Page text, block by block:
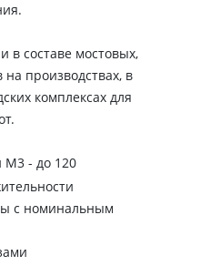
в составе мостовых,
производствах, в
комплексах для
М3 - до 120
с номинальным